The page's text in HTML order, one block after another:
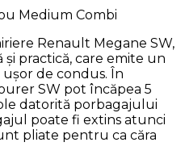
Medium Combi
Renault Megane SW,
și practică, care emite un
ușor de condus. În
SW pot încăpea 5
datorită porbagajului
poate fi extins atunci
pliate pentru ca căra